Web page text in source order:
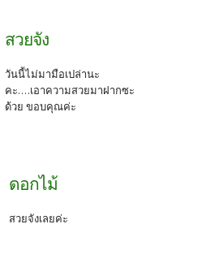
สวยจัง
วันนี้ไม่มามือเปล่านะ
คะ....เอาความสวยมาฝากซะ
ด้วย ขอบคุณค่ะ
ดอกไม้
สวยจังเลยค่ะ